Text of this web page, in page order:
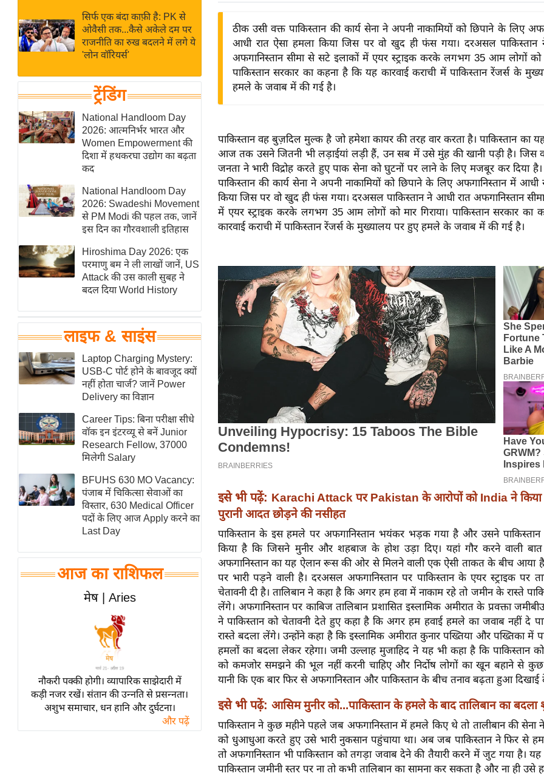
ई-पेपर
मिसाल बेमिसाल
शख्सियत
यंग इंडिया
साहित्य जगत
ऑटो वर्ल्ड
न्यूज ब्रीफ
मनोरंजन जगत
बॉलीवुड
हॉलीवुड
फिल्म समीक्षा
Breaking
News
लाइफस्टाइल
टेक्नॉलॉजी
घरेलू नुस्खे
पर्यटन स्थल
फिटनेस मंत्रा
रिलेशनशिप
राजनीति
विश्लेषण
समसामयिक
मातृभूमि
स्तंभ
एम.
आर.
समीक्षा
धर्म
ज्योतिष
त्योहार
राशिफल
विशेष
विश्लेषण
सिर्फ एक बंदा काफ़ी है: PK से
ओवैसी तक...कैसे अकेले दम पर
राजनीति का रुख बदलने में लगे ये
'लोन वॉरियर्स'
ट्रेंडिंग
National Handloom Day
2026: आत्मनिर्भर भारत और
Women Empowerment की
दिशा में हथकरघा उद्योग का बढ़ता
कद
National Handloom Day
2026: Swadeshi Movement
से PM Modi की पहल तक, जानें
इस दिन का गौरवशाली इतिहास
Hiroshima Day 2026: एक
परमाणु बम ने ली लाखों जानें, US
Attack की उस काली सुबह ने
बदल दिया World History
लाइफ & साइंस
Laptop Charging Mystery:
USB-C पोर्ट होने के बावजूद क्यों
नहीं होता चार्ज? जानें Power
Delivery का विज्ञान
Career Tips: बिना परीक्षा सीधे
वॉक इन इंटरव्यू से बनें Junior
Research Fellow, 37000
मिलेगी Salary
BFUHS 630 MO Vacancy:
पंजाब में चिकित्सा सेवाओं का
विस्तार, 630 Medical Officer
पदों के लिए आज Apply करने का
Last Day
आज का राशिफल
मेष | Aries
नौकरी पक्की होगी। व्यापारिक साझेदारी में
कड़ी नजर रखें। संतान की उन्नति से प्रसन्नता।
अशुभ समाचार, धन हानि और दुर्घटना।
और पढ़ें
ठीक उसी वक्त पाकिस्तान की कार्य सेना ने अपनी नाकामियों को छिपाने के लिए
आधी रात ऐसा हमला किया जिस पर वो खुद ही फंस गया। दरअसल पाकिस्तान
अफगानिस्तान सीमा से सटे इलाकों में एयर स्ट्राइक करके लगभग 35 आम लोगों को
पाकिस्तान सरकार का कहना है कि यह कारवाई कराची में पाकिस्तान रेंजर्स के
हमले के जवाब में की गई है।
पाकिस्तान वह बुज़दिल मुल्क है जो हमेशा कायर की तरह वार करता है। पाकिस्तान का
आज तक उसने जितनी भी लड़ाईयां लड़ी हैं, उन सब में उसे मुंह की खानी पड़ी है। जिस
जनता ने भारी विद्रोह करते हुए पाक सेना को घुटनों पर लाने के लिए मजबूर कर दिया
पाकिस्तान की कार्य सेना ने अपनी नाकामियों को छिपाने के लिए अफगानिस्तान में आधी
किया जिस पर वो खुद ही फंस गया। दरअसल पाकिस्तान ने आधी रात अफगानिस्तान
में एयर स्ट्राइक करके लगभग 35 आम लोगों को मार गिराया। पाकिस्तान सरकार का
कारवाई कराची में पाकिस्तान रेंजर्स के मुख्यालय पर हुए हमले के जवाब में की गई है।
इसे भी पढ़ें: Karachi Attack पर Pakistan के आरोपों को India ने किया
पुरानी आदत छोड़ने की नसीहत
पाकिस्तान के इस हमले पर अफगानिस्तान भयंकर भड़क गया है और उसने पाकिस्तान
किया है कि जिसने मुनीर और शहबाज के होश उड़ा दिए। यहां गौर करने वाली
अफगानिस्तान का यह ऐलान रूस की ओर से मिलने वाली एक ऐसी ताकत के बीच आया है
पर भारी पड़ने वाली है। दरअसल अफगानिस्तान पर पाकिस्तान के एयर स्ट्राइक पर
चेतावनी दी है। तालिबान ने कहा है कि अगर हम हवा में नाकाम रहे तो जमीन के रास्ते
लेंगे। अफगानिस्तान पर काबिज तालिबान प्रशासित इस्लामिक अमीरात के प्रवक्ता
ने पाकिस्तान को चेतावनी देते हुए कहा है कि अगर हम हवाई हमले का जवाब नहीं दे
रास्ते बदला लेंगे। उन्होंने कहा है कि इस्लामिक अमीरात कुनार पख्तिया और पख्तिका में
हमलों का बदला लेकर रहेगा। जमी उल्लाह मुजाहिद ने यह भी कहा है कि पाकिस्तान
को कमजोर समझने की भूल नहीं करनी चाहिए और निर्दोष लोगों का खून बहाने से कुछ
यानी कि एक बार फिर से अफगानिस्तान और पाकिस्तान के बीच तनाव बढ़ता हुआ दिखाई
इसे भी पढ़ें: आसिम मुनीर को...पाकिस्तान के हमले के बाद तालिबान का
पाकिस्तान ने कुछ महीने पहले जब अफगानिस्तान में हमले किए थे तो तालीबान की सेना ने
को धुआधुआ करते हुए उसे भारी नुकसान पहुंचाया था। अब जब पाकिस्तान ने फिर से
तो अफगानिस्तान भी पाकिस्तान को तगड़ा जवाब देने की तैयारी करने में जुट गया है।
पाकिस्तान जमीनी स्तर पर ना तो कभी तालिबान का सामना कर सकता है और ना ही उसे